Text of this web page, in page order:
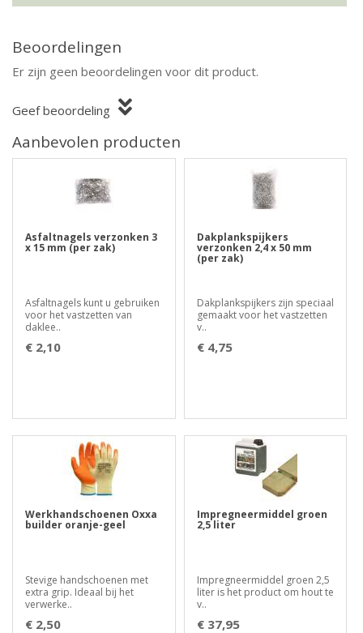
Beoordelingen
Er zijn geen beoordelingen voor dit product.
Geef beoordeling
Aanbevolen producten
Asfaltnagels verzonken 3
x 15 mm (per zak)
Asfaltnagels kunt u gebruiken
voor het vastzetten van
daklee..
€ 2,10
Dakplankspijkers
verzonken 2,4 x 50 mm
(per zak)
Dakplankspijkers zijn speciaal
gemaakt voor het vastzetten
v..
€ 4,75
Werkhandschoenen Oxxa
builder oranje-geel
Stevige handschoenen met
extra grip. Ideaal bij het
verwerke..
€ 2,50
Impregneermiddel groen
2,5 liter
Impregneermiddel groen 2,5
liter is het product om hout te
v..
€ 37,95